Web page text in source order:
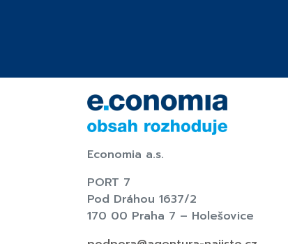
Economia a.s.
PORT 7
Pod Dráhou 1637/2
170 00 Praha 7 – Holešovice